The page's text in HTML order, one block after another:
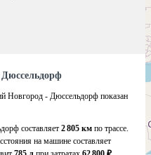
Новгород - Дюссельдорф показан
составляет 2 805 км по трассе.
на машине составляет